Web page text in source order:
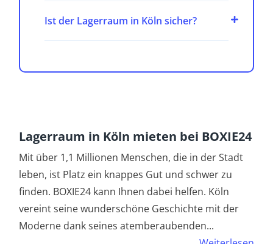
Ist der Lagerraum in Köln sicher?
Lagerraum in Köln mieten bei BOXIE24
Mit über 1,1 Millionen Menschen, die in der Stadt
leben, ist Platz ein knappes Gut und schwer zu
finden. BOXIE24 kann Ihnen dabei helfen. Köln
vereint seine wunderschöne Geschichte mit der
Moderne dank seines atemberaubenden...